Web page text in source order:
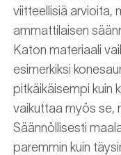
viitteellisiä arvioita,
ammattilaisen
Katon materiaali
esimerkiksi
pitkäikäisempi kuin
vaikuttaa myös se,
Säännöllisesti
paremmin kuin